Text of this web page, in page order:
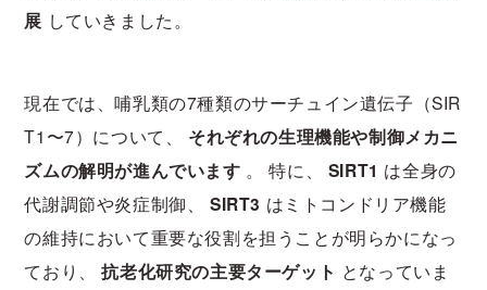
展 していきました。
現在では、哺乳類の7種類のサーチュイン遺伝子（SIR
T1〜7）について、 それぞれの生理機能や制御メカニ
ズムの解明が進んでいます 。 特に、 SIRT1 は全身の
代謝調節や炎症制御、 SIRT3 はミトコンドリア機能
の維持において重要な役割を担うことが明らかになっ
ており、抗老化研究の主要ターゲット となっていま